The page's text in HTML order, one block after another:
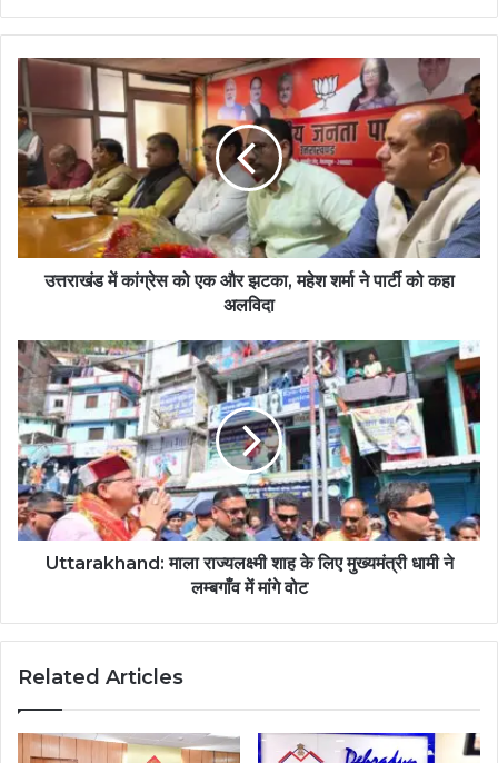
उत्तराखंड में कांग्रेस को एक और झटका, महेश शर्मा ने पार्टी को कहा
अलविदा
Uttarakhand: माला राज्यलक्ष्मी शाह के लिए मुख्यमंत्री धामी ने
लम्बगाँव में मांगे वोट
Related Articles